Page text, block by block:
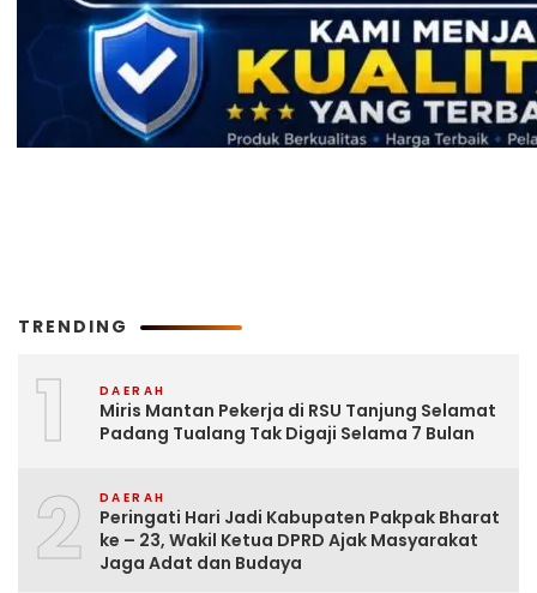
TRENDING
1 DAERAH
Miris Mantan Pekerja di RSU Tanjung Selamat
Padang Tualang Tak Digaji Selama 7 Bulan
2 DAERAH
Peringati Hari Jadi Kabupaten Pakpak Bharat
ke – 23, Wakil Ketua DPRD Ajak Masyarakat
Jaga Adat dan Budaya